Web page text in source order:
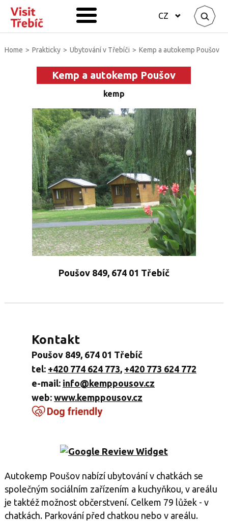
CZ
Home > Prakticky > Ubytování v Třebíči > Kemp a autokemp Poušov
Kemp a autokemp Poušov
kemp
Poušov 849, 674 01 Třebíč
Kontakt
Poušov 849, 674 01 Třebíč
tel: +420 774 624 773, +420 773 624 772
e-mail: info@kemppousov.cz
web: www.kemppousov.cz
Autokemp Poušov nabízí ubytování v chatkách se
společným sociálním zařízením a kuchyňkou, v areálu
je taktéž možnost občerstvení. Celkem 79 lůžek - v
chatkách. Parkování před chatkou nebo v areálu.